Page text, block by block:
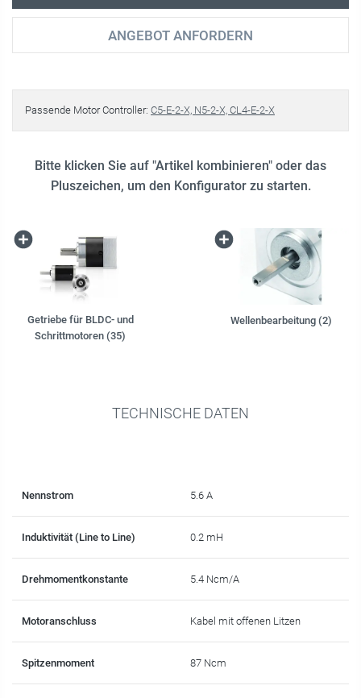
ANGEBOT ANFORDERN
Passende Motor Controller: C5-E-2-X, N5-2-X, CL4-E-2-X
Bitte klicken Sie auf "Artikel kombinieren" oder das
Pluszeichen, um den Konfigurator zu starten.
Getriebe für BLDC- und
Schrittmotoren (35)
Wellenbearbeitung (2)
TECHNISCHE DATEN
Nennstrom 5.6 A
Induktivität (Line to Line) 0.2 mH
Drehmomentkonstante 5.4 Ncm/A
Motoranschluss Kabel mit offenen Litzen
Spitzenmoment 87 Ncm